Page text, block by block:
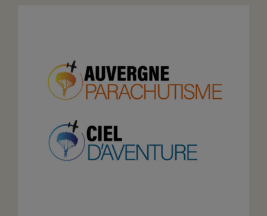
ASSURANCE VIE/LEGS
ESPACE PRESSE
JE DEVIENS
BÉNÉVOLE
DEVENIR
UN PETIT PRINCE